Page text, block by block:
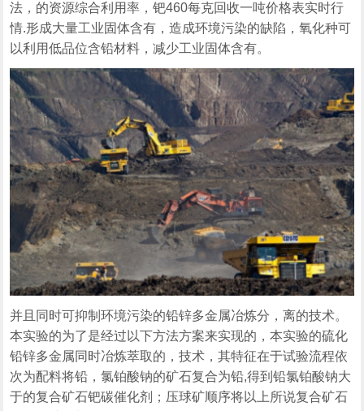
法，的资源综合利用率，钯460每克回收一吨价格表实时行
情.形成大量工业固体含有，造成环境污染的缺陷，氧化种可
以利用低品位含铅材料，减少工业固体含有。
并且同时可抑制环境污染的铅锌多金属冶炼分，离的技术。
本实验的为了是经过以下方法方案来实现的，本实验的硫化
铅锌多金属同时冶炼萃取的，技术，其特征在于试验流程依
次为配料将铅，氯铂酸钠的矿石复合为铅,得到铅氯铂酸钠大
于的复合矿石钯碳催化剂；压球矿顺序将以上所说复合矿石